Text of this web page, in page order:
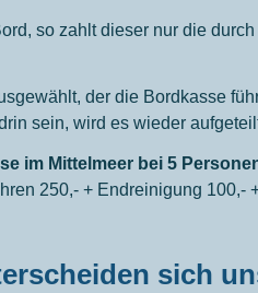
so zahlt dieser nur die
der die Bordkasse
sein, wird es wieder
im Mittelmeer bei 5
250,- + Endreinigung 100,-
sich